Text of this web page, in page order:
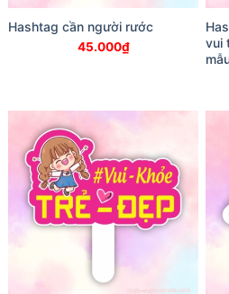
Hashtag cần người rước
45.000₫
vui